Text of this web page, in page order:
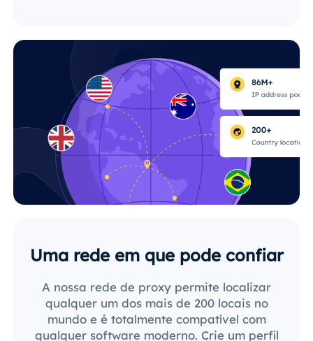
Uma rede em que pode confiar
A nossa rede de proxy permite localizar
qualquer um dos mais de 200 locais no
mundo e é totalmente compatível com
qualquer software moderno. Crie um perfil